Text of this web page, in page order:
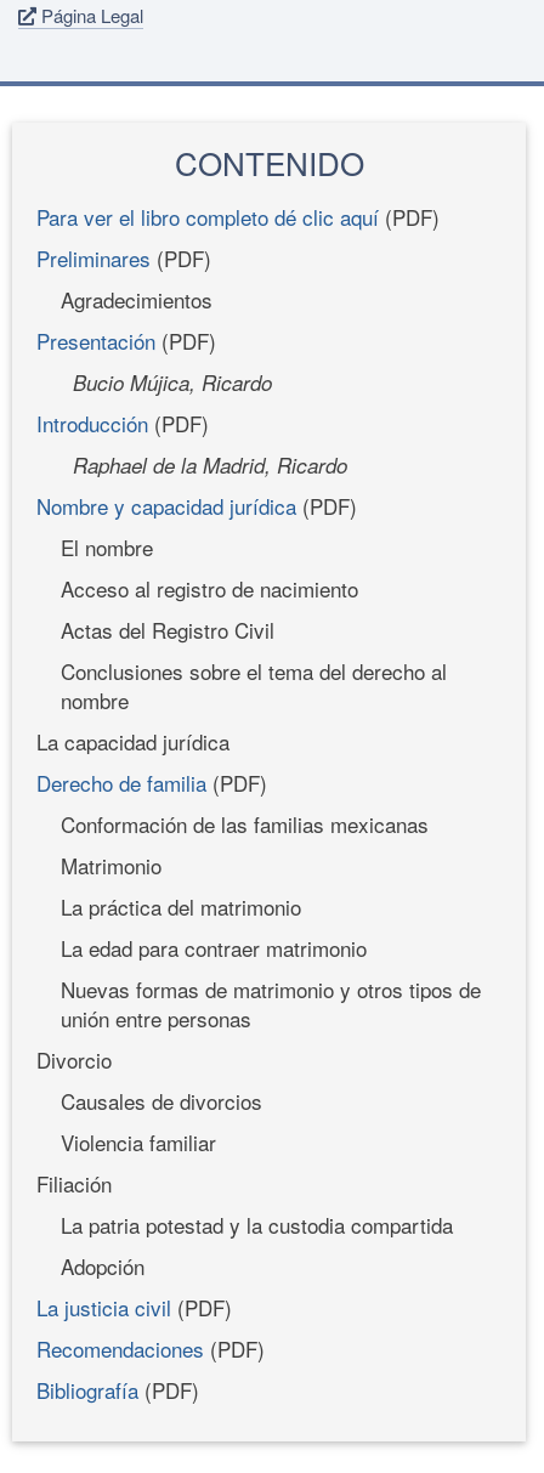
Página Legal
CONTENIDO
Para ver el libro completo dé clic aquí (PDF)
Preliminares (PDF)
Agradecimientos
Presentación (PDF)
Bucio Mújica, Ricardo
Introducción (PDF)
Raphael de la Madrid, Ricardo
Nombre y capacidad jurídica (PDF)
El nombre
Acceso al registro de nacimiento
Actas del Registro Civil
Conclusiones sobre el tema del derecho al
nombre
La capacidad jurídica
Derecho de familia (PDF)
Conformación de las familias mexicanas
Matrimonio
La práctica del matrimonio
La edad para contraer matrimonio
Nuevas formas de matrimonio y otros tipos de
unión entre personas
Divorcio
Causales de divorcios
Violencia familiar
Filiación
La patria potestad y la custodia compartida
Adopción
La justicia civil (PDF)
Recomendaciones (PDF)
Bibliografía (PDF)